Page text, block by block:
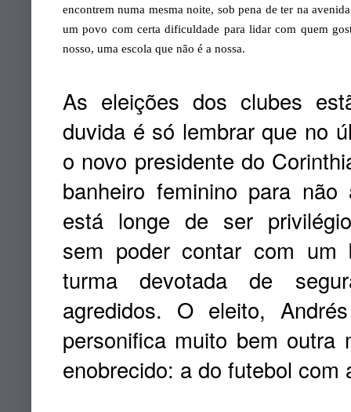
encontrem numa mesma noite, sob pena de ter na
um povo com certa dificuldade para lidar com quem
nosso, uma escola que não é a nossa.
As eleições dos clubes
duvida é só lembrar que no
o novo presidente do
banheiro feminino para
está longe de ser
sem poder contar com um
turma devotada de
agredidos. O eleito,
personifica muito bem
enobrecido: a do futebol